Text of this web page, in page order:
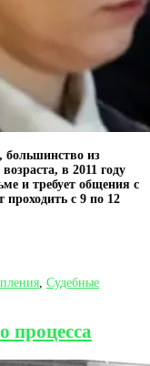
из
в 2011 году
и требует общения с
с 9 по 12
Судебные
процесса